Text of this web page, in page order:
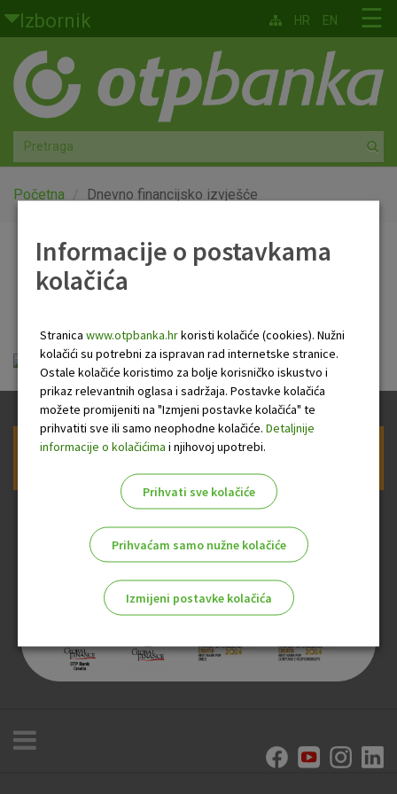
Skoči na glavni sadržaj
Izbornik
Građani
Privatno bankarstvo
Agro
Mala poduzeća i obrtnici
Globalna tržišta
O nama
☰
HR EN
Početna Dnevno financijsko izvješće
Dnevno financijsko
Dnevno financijsko izvješće.pdf
Prijava na newsletter OTP banke
Informacije o postavkama
kolačića
Stranica www.otpbanka.hrkoristi kolačiće (cookies). Nužni
kolačići su potrebni za ispravan rad internetske stranice.
Ostale kolačiće koristimo za bolje korisničko iskustvo i
prikaz relevantnih oglasa i sadržaja. Postavke kolačića
možete promijeniti na "Izmjeni postavke kolačića" te
prihvatiti sve ili samo neophodne kolačiće. Detaljnije
informacije o kolačićima i njihovoj upotrebi.
Prihvati sve kolačiće
Prihvaćam samo nužne kolačiće
Izmijeni postavke kolačića